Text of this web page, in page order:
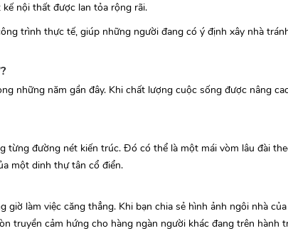
nội thất được lan tỏa rộng rãi.
trình thực tế, giúp những người đang có ý định xây nhà
những năm gần đây. Khi chất lượng cuộc sống được nâng
đường nét kiến trúc. Đó có thể là một mái vòm lâu đài
một dinh thự tân cổ điển.
làm việc căng thẳng. Khi bạn chia sẻ hình ảnh ngôi nhà
truyền cảm hứng cho hàng ngàn người khác đang trên hành